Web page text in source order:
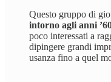
Questo gruppo di
intorno agli anni
poco interessati a
dipingere grandi
usanza fino a quel